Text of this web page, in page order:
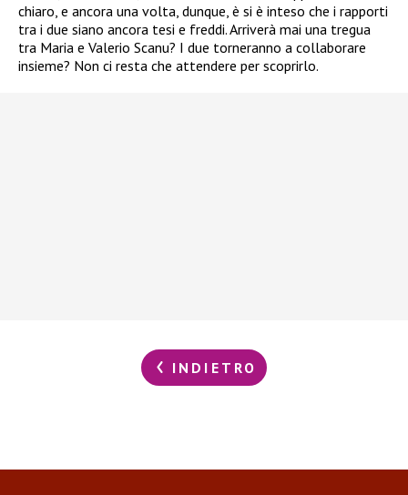
chiaro, e ancora una volta, dunque, è si è inteso che i rapporti
tra i due siano ancora tesi e freddi. Arriverà mai una tregua
tra Maria e Valerio Scanu? I due torneranno a collaborare
insieme? Non ci resta che attendere per scoprirlo.
INDIETRO